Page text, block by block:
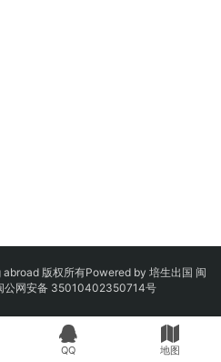
版权所有Powered by 培生出国 闽
公网安备 35010402350714号
QQ 地图